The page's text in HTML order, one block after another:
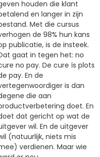
houden die klant
en langer in zijn
Met die cursus
de 98% hun kans
publicatie, is de insteek.
gaat in tegen het: no
no pay. De cure ís plots
pay. En de
is dan
die aan
doet. En
dat gericht op wat de
wil. En de uitgever
(natuurlijk, niets mis
verdienen. Maar wie